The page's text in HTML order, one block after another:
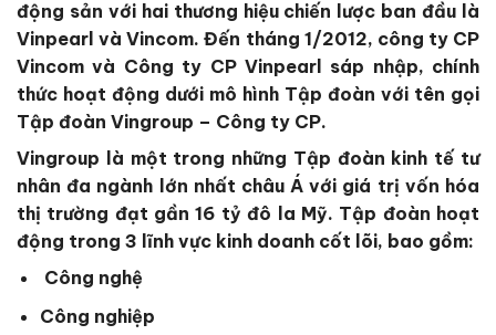
động sản với hai thương hiệu chiến lược ban đầu là
Vinpearl và Vincom. Đến tháng 1/2012, công ty CP
Vincom và Công ty CP Vinpearl sáp nhập, chính
thức hoạt động dưới mô hình Tập đoàn với tên gọi
Tập đoàn Vingroup – Công ty CP.
Vingroup là một trong những Tập đoàn kinh tế tư
nhân đa ngành lớn nhất châu Á với giá trị vốn hóa
thị trường đạt gần 16 tỷ đô la Mỹ. Tập đoàn hoạt
động trong 3 lĩnh vực kinh doanh cốt lõi, bao gồm:
Công nghệ
Công nghiệp